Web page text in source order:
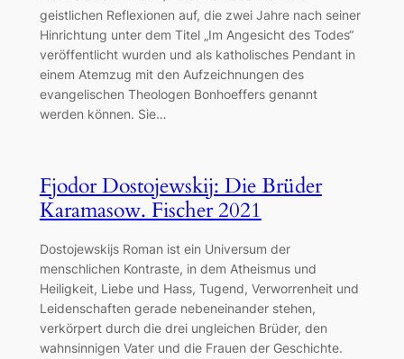
geistlichen Reflexionen auf, die zwei Jahre nach seiner
Hinrichtung unter dem Titel „Im Angesicht des Todes“
veröffentlicht wurden und als katholisches Pendant in
einem Atemzug mit den Aufzeichnungen des
evangelischen Theologen Bonhoeffers genannt
werden können. Sie…
Fjodor Dostojewskij: Die Brüder
Karamasow. Fischer 2021
Dostojewskijs Roman ist ein Universum der
menschlichen Kontraste, in dem Atheismus und
Heiligkeit, Liebe und Hass, Tugend, Verworrenheit und
Leidenschaften gerade nebeneinander stehen,
verkörpert durch die drei ungleichen Brüder, den
wahnsinnigen Vater und die Frauen der Geschichte.